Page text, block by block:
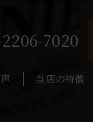
7020
当店の特徴